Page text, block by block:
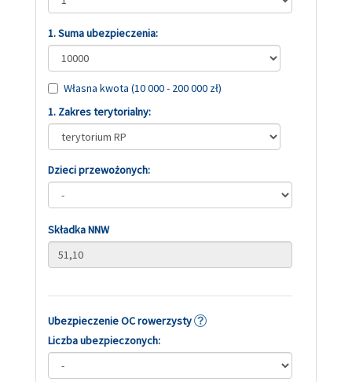
1. Suma ubezpieczenia:
Własna kwota (10 000 - 200 000 zł)
1. Zakres terytorialny:
Dzieci przewożonych:
Składka NNW
Ubezpieczenie OC rowerzysty
Liczba ubezpieczonych: